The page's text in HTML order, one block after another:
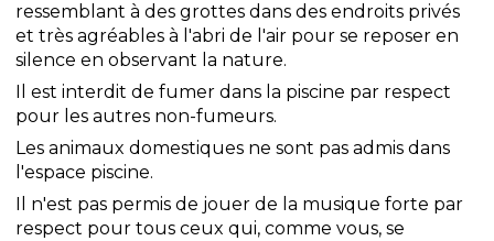
ressemblant à des grottes dans des endroits privés
et très agréables à l'abri de l'air pour se reposer en
silence en observant la nature.
Il est interdit de fumer dans la piscine par respect
pour les autres non-fumeurs.
Les animaux domestiques ne sont pas admis dans
l'espace piscine.
Il n'est pas permis de jouer de la musique forte par
respect pour tous ceux qui, comme vous, se